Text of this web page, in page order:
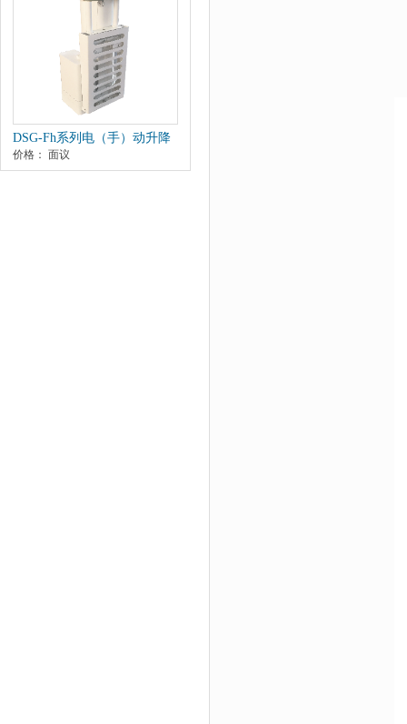
DSG-Fh系列电（手）动升降
杆
价格： 面议